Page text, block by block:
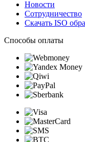
Новости
Сотрудничество
Скачать ISO
Способы оплаты